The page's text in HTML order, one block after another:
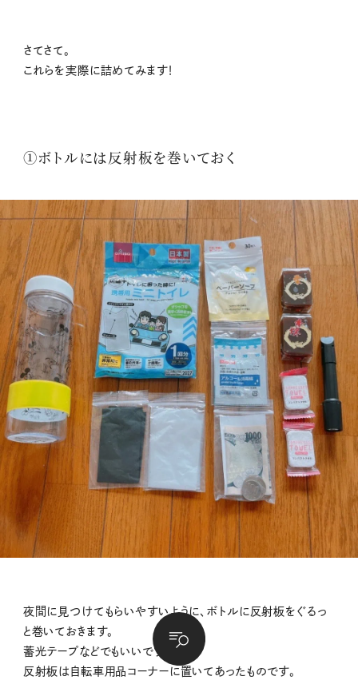
さてさて。
これらを実際に詰めてみます！
①ボトルには反射板を巻いておく
夜間に見つけてもらいやすいように、ボトルに反射板をぐるっ
と巻いておきます。
蓄光テープなどでもいいですね。
反射板は自転車用品コーナーに置いてあったものです。